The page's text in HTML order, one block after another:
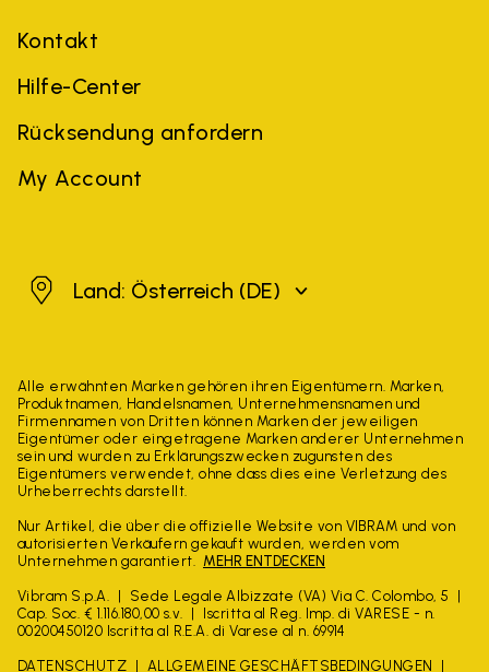
Kontakt
Hilfe-Center
Rücksendung anfordern
My Account
Österreich
Land: Österreich (DE)
Alle erwähnten Marken gehören ihren Eigentümern. Marken,
Produktnamen, Handelsnamen, Unternehmensnamen und
Firmennamen von Dritten können Marken der jeweiligen
Eigentümer oder eingetragene Marken anderer Unternehmen
sein und wurden zu Erklärungszwecken zugunsten des
Eigentümers verwendet, ohne dass dies eine Verletzung des
Urheberrechts darstellt.
Nur Artikel, die über die offizielle Website von VIBRAM und von
autorisierten Verkäufern gekauft wurden, werden vom
Unternehmen garantiert. MEHR ENTDECKEN
Vibram S.p.A.
Sede Legale Albizzate (VA) Via C. Colombo, 5
Cap. Soc. € 1.116.180,00 s.v.
Iscritta al Reg. Imp. di VARESE - n.
00200450120 Iscritta al R.E.A. di Varese al n. 69914
DATENSCHUTZ ALLGEMEINE GESCHÄFTSBEDINGUNGEN